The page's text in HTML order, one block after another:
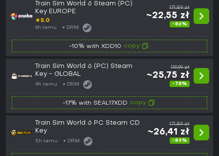
Train Sim World 6 Steam (PC)
Key EUROPE
★5.0
6h temu DRM:
171,89 zł
~22,55 zł
-86%
-10% with XDD10 copy
Train Sim World 6 (PC) Steam
Key - GLOBAL
4h temu DRM:
119,99 zł
~25,75 zł
-78%
-17% with SEAL17XDD copy
Train Sim World 6 PC Steam CD
Key
5h temu DRM:
171,89 zł
~26,41 zł
-84%